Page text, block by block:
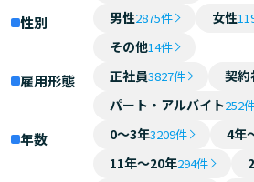
性別 男性2875件 女性
その他14件
雇用形態 正社員3827件 契約
パート・アルバイト252
年数 0～3年3209件 4年
11年～20年294件